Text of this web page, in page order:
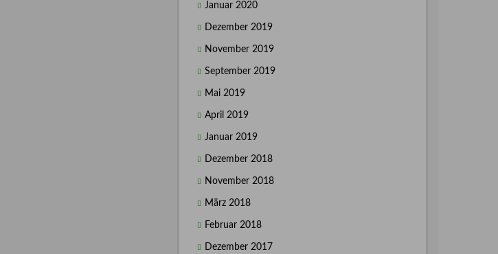
Januar 2020
Dezember 2019
November 2019
September 2019
Mai 2019
April 2019
Januar 2019
Dezember 2018
November 2018
März 2018
Februar 2018
Dezember 2017